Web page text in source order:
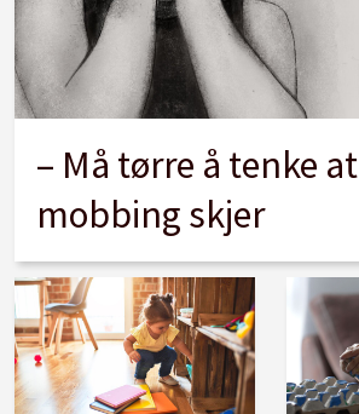
– Må tørre å tenke at
mobbing skjer